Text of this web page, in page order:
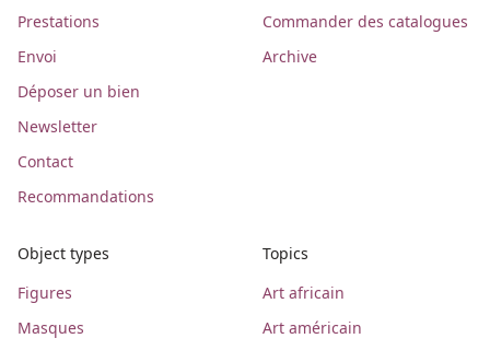
Prestations
Envoi
Déposer un bien
Newsletter
Contact
Recommandations
Commander des catalogues
Archive
Object types
Figures
Masques
Topics
Art africain
Art américain